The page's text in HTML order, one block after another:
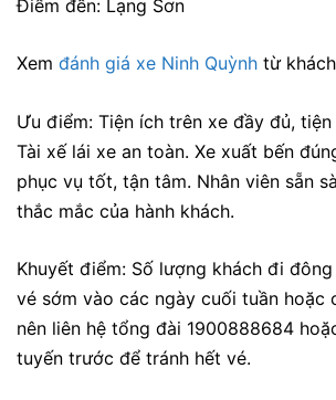
Điểm đến: Lạng Sơn
Xem đánh giá xe Ninh Quỳnh từ
Ưu điểm: Tiện ích trên xe đầy đủ, tiện
Tài xế lái xe an toàn. Xe xuất bến
phục vụ tốt, tận tâm. Nhân viên sẵn
thắc mắc của hành khách.
Khuyết điểm: Số lượng khách đi
vé sớm vào các ngày cuối tuần hoặc
nên liên hệ tổng đài 1900888684
tuyến trước để tránh hết vé.